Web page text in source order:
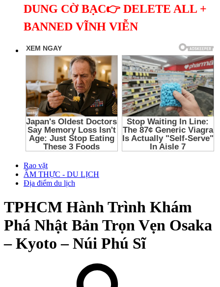
DUNG CỜ BẠC👉 DELETE ALL +
BANNED VĨNH VIỄN
Rao vặt
ẨM THỰC - DU LỊCH
Địa điểm du lịch
TPHCM Hành Trình Khám
Phá Nhật Bản Trọn Vẹn Osaka
– Kyoto – Núi Phú Sĩ